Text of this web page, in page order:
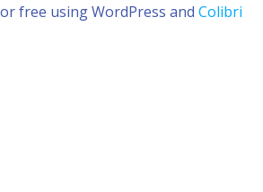
free using WordPress and Colibri